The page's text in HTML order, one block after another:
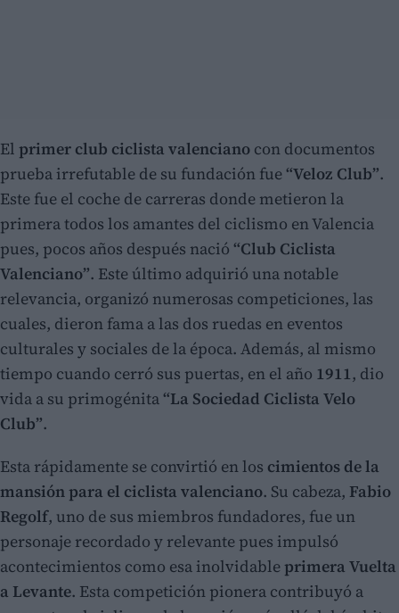
El primer club ciclista valenciano con documentos
prueba irrefutable de su fundación fue “Veloz Club”.
Este fue el coche de carreras donde metieron la
primera todos los amantes del ciclismo en Valencia
pues, pocos años después nació “Club Ciclista
Valenciano”. Este último adquirió una notable
relevancia, organizó numerosas competiciones, las
cuales, dieron fama a las dos ruedas en eventos
culturales y sociales de la época. Además, al mismo
tiempo cuando cerró sus puertas, en el año 1911, dio
vida a su primogénita “La Sociedad Ciclista Velo
Club”.
Esta rápidamente se convirtió en los cimientos de la
mansión para el ciclista valenciano. Su cabeza, Fabio
Regolf, uno de sus miembros fundadores, fue un
personaje recordado y relevante pues impulsó
acontecimientos como esa inolvidableprimera Vuelta
a Levante. Esta competición pionera contribuyó a